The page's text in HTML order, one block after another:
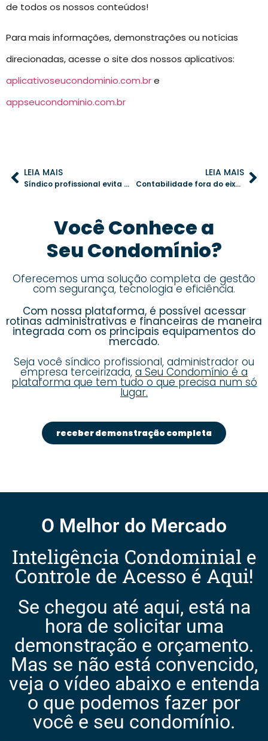
de todos os nossos conteúdos!
Para mais informações, demonstrações ou notícias
direcionadas, acesse o site dos nossos aplicativos:
aplicativoseucondominio.com.bre
appseucondominio.com.br
LEIA MAIS
Síndico profissional evita problemas: conheça os conflitos que ele pode resolver
LEIA MAIS
Contabilidade fora do eixo: sinais de desorganização no plano de contas do condomínio
Você Conhece a
Seu Condomínio?
Oferecemos uma solução completa de gestão
com segurança, tecnologia e eficiência.
Com nossa plataforma, é possível acessar
rotinas administrativas e financeiras de maneira
integrada com os principais equipamentos do
mercado.
Seja você síndico profissional, administrador ou
empresa terceirizada, a Seu Condomínio é a
plataforma que tem tudo o que precisa num só
lugar.
receber demonstração completa
O Melhor do Mercado
Inteligência Condominial e
Controle de Acesso é Aqui!
Se chegou até aqui, está na
hora de solicitar uma
demonstração e orçamento.
Mas se não está convencido,
veja o vídeo abaixo e entenda
o que podemos fazer por
você e seu condomínio.